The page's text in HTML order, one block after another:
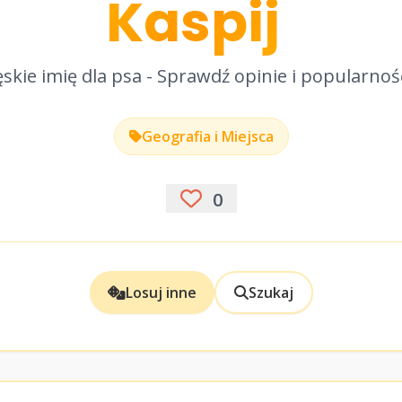
Kaspij
imię dla psa - Sprawdź opinie i
Geografia i Miejsca
0
Losuj inne Szukaj